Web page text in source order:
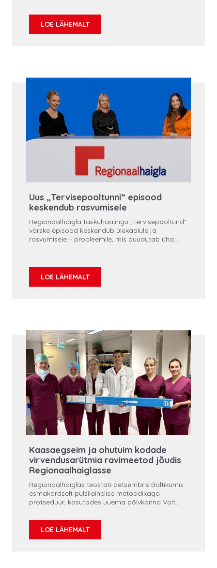
LOE LÄHEMALT
Uus „Tervisepooltunni“ episood
keskendub rasvumisele
Regionaalhaigla taskuhäälingu „Tervisepooltund“
värske episood keskendub ülekaalule ja
rasvumisele – probleemile, mis puudutab üha
LOE LÄHEMALT
Kaasaegseim ja ohutuim kodade
virvendusarütmia ravimeetod jõudis
Regionaalhaiglasse
Regionaalhaiglas teostati detsembris Baltikumis
esmakordselt pulsilainelise metoodikaga
protseduur, kasutades uuema põlvkonna Volt
saavutusega Eestis, mis toob patsientidele
lähemale kõige kaasaegsema ja ohutuma
LOE LÄHEMALT